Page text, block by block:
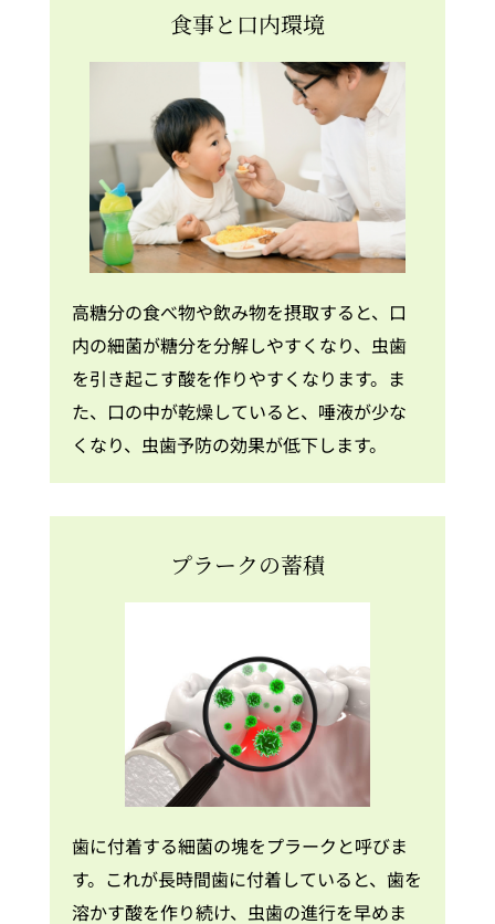
食事と口内環境
高糖分の食べ物や飲み物を摂取すると、口
内の細菌が糖分を分解しやすくなり、虫歯
を引き起こす酸を作りやすくなります。ま
た、口の中が乾燥していると、唾液が少な
くなり、虫歯予防の効果が低下します。
プラークの蓄積
歯に付着する細菌の塊をプラークと呼びま
す。これが長時間歯に付着していると、歯を
溶かす酸を作り続け、虫歯の進行を早めま